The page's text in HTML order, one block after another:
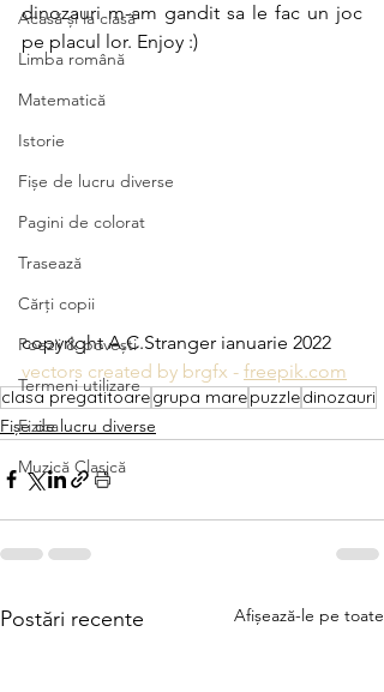
Acasă și la clasă
Limba română
Matematică
Istorie
Fișe de lucru diverse
Pagini de colorat
Trasează
Cărți copii
Poezii & povești
Termeni utilizare
Fizica
Muzică Clasică
dinozauri m-am gandit sa le fac un joc
pe placul lor. Enjoy :)
copyright A.C.Stranger ianuarie 2022
vectors created by brgfx - freepik.com
clasa pregatitoaregrupa marepuzzledinozauri
Fișe de lucru diverse
Postări recente Afișează-le pe toate